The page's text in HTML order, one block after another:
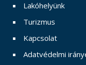
Lakóhelyünk
Turizmus
Kapcsolat
Adatvédelmi